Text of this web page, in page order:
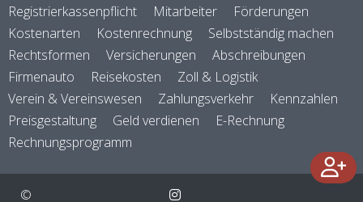
Registrierkassenpflicht
Mitarbeiter
Förderungen
Kostenarten
Kostenrechnung
Selbstständig machen
Rechtsformen
Versicherungen
Abschreibungen
Firmenauto
Reisekosten
Zoll & Logistik
Verein & Vereinswesen
Zahlungsverkehr
Kennzahlen
Preisgestaltung
Geld verdienen
E-Rechnung
Rechnungsprogramm
©